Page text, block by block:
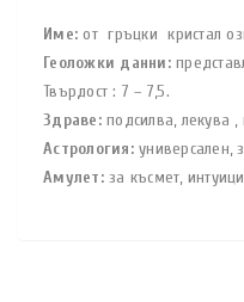
Име: от гръцки кристал
Геоложки данни:
Твърдост : 7 – 7,5.
Здраве:подсилва, лекува ,
Астрология:универсален,
Амулет:за късмет,